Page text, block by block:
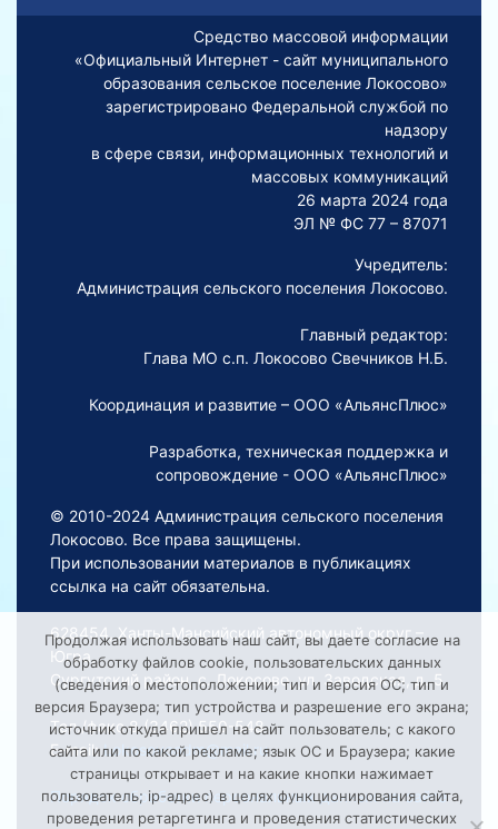
Средство массовой информации
«Официальный Интернет - сайт муниципального
образования сельское поселение Локосово»
зарегистрировано Федеральной службой по
надзору
в сфере связи, информационных технологий и
массовых коммуникаций
26 марта 2024 года
ЭЛ № ФС 77 – 87071
Учредитель:
Администрация сельского поселения Локосово.
Главный редактор:
Глава МО с.п. Локосово Свечников Н.Б.
Координация и развитие – ООО «АльянсПлюс»
Разработка, техническая поддержка и
сопровождение - ООО «АльянсПлюс»
© 2010-2024 Администрация сельского поселения
Локосово. Все права защищены.
При использовании материалов в публикациях
ссылка на сайт обязательна.
628454, Ханты-Мансийский автономный округ –
Югра,
Сургутский район, с. Локосово, ул. Заводская, д. 5
Тел./факс 8 (3462) 550-548
E-mail:Lokosovoadm@mail.ru
Порядок обработки персональных данных на сайте
Продолжая использовать наш сайт, вы даете согласие на
обработку файлов cookie, пользовательских данных
(сведения о местоположении; тип и версия ОС; тип и
версия Браузера; тип устройства и разрешение его экрана;
источник откуда пришел на сайт пользователь; с какого
сайта или по какой рекламе; язык ОС и Браузера; какие
страницы открывает и на какие кнопки нажимает
пользователь; ip-адрес) в целях функционирования сайта,
проведения ретаргетинга и проведения статистических